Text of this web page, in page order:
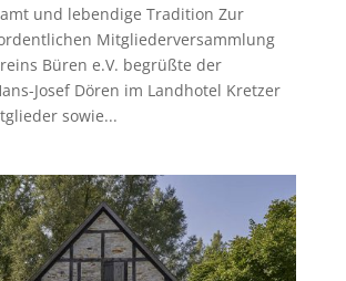
und lebendige Tradition Zur
Mitgliederversammlung
Büren e.V. begrüßte der
Josef Dören im Landhotel Kretzer
sowie...